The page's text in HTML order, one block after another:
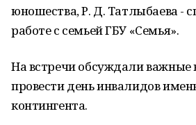
юношества, Р. Д. Татлыбаева -
работе с семьей ГБУ «Семья».
На встречи обсуждали важные
провести день инвалидов
контингента.